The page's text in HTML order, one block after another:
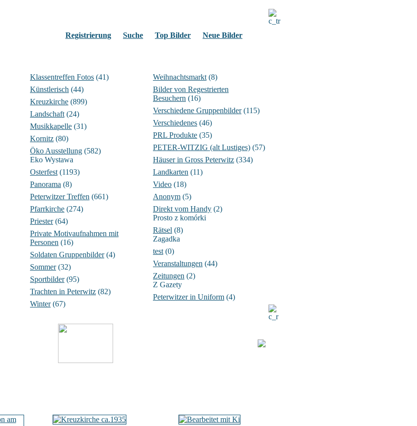
Registrierung Suche Top Bilder Neue Bilder
Klassentreffen Fotos (41)
Künstlerisch (44)
Kreuzkirche (899)
Landschaft (24)
Musikkapelle (31)
Kornitz (80)
Öko Ausstellung (582)
Eko Wystawa
Osterfest (1193)
Panorama (8)
Peterwitzer Treffen (661)
Pfarrkirche (274)
Priester(64)
Private Motivaufnahmen mit
Personen (16)
Soldaten Gruppenbilder(4)
Sommer(32)
Sportbilder(95)
Trachten in Peterwitz (82)
Winter(67)
Weihnachtsmarkt (8)
Bilder von Regestrierten
Besuchern (16)
Verschiedene Gruppenbilder(115)
Verschiedenes (46)
PRL Produkte (35)
PETER-WITZIG (alt Lustiges) (57)
Häuser in Gross Peterwitz (334)
Landkarten (11)
Video (18)
Anonym (5)
Direkt vom Handy (2)
Prosto z komórki
Rätsel (8)
Zagadka
test (0)
Veranstaltungen (44)
Zeitungen (2)
Z Gazety
Peterwitzer in Uniform (4)